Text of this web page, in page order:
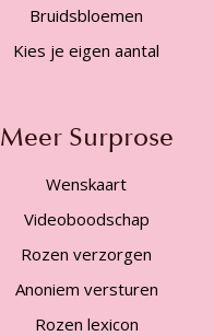
Bruidsbloemen
Kies je eigen aantal
Meer Surprose
Wenskaart
Videoboodschap
Rozen verzorgen
Anoniem versturen
Rozen lexicon